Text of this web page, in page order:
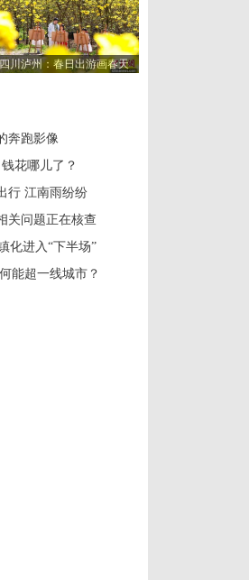
四川泸州：春日出游画春天
奔跑影像
花哪儿了？
行 江南雨纷纷
关问题正在核查
化进入“下半场”
能超一线城市？